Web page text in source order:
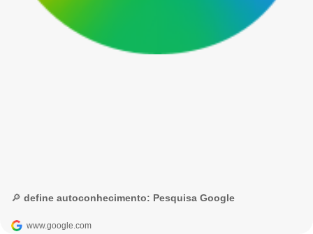
🔎 define autoconhecimento: Pesquisa Google
www.google.com